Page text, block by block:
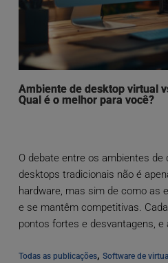
Ambiente de desktop virtual
Qual é o melhor para você?
O debate entre os ambientes de
desktops tradicionais não é
hardware, mas sim de como as
e se mantêm competitivas.
pontos fortes e desvantagens, e
Todas as publicações, Software de